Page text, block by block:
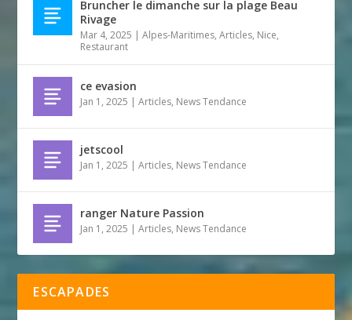
Bruncher le dimanche sur la plage Beau
Rivage
Mar 4, 2025 |Alpes-Maritimes,Articles, Nice,
Restaurant
ce evasion
Jan 1, 2025 |Articles, News Tendance
jetscool
Jan 1, 2025 |Articles, News Tendance
ranger Nature Passion
Jan 1, 2025 |Articles, News Tendance
ESCAPADES